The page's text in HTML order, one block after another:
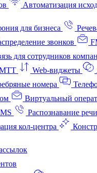
Автоматизация
для бизнеса
звонков
для сотрудников
МТТ
Web-виджеты
номера
Виртуальный
Распознавание речи
кол‑центра